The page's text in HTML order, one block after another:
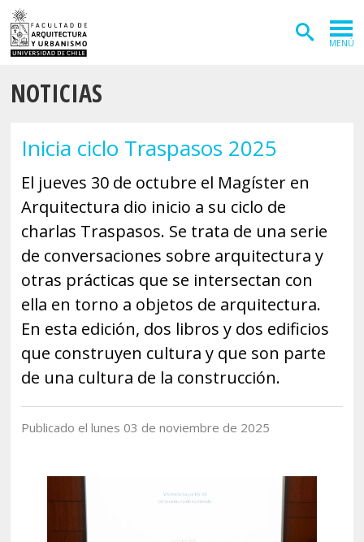
MENÚ
POSTGRADOS
INVESTIGACIÓN
EXTENSIÓN
DEPARTAMENTOS
Arquitectura
Diseño
Geografía
INSTITUTOS
Vivienda
Historia y Patrimonio
FACULTAD
Estudiantes
Académicos
Funcionarios
Egresados
NOTICIAS
Inicia ciclo Traspasos 2025
El jueves 30 de octubre el Magíster en
Arquitectura dio inicio a su ciclo de
charlas Traspasos. Se trata de una serie
de conversaciones sobre arquitectura y
otras prácticas que se intersectan con
ella en torno a objetos de arquitectura.
En esta edición, dos libros y dos edificios
que construyen cultura y que son parte
de una cultura de la construcción.
Publicado el lunes 03 de noviembre de 2025